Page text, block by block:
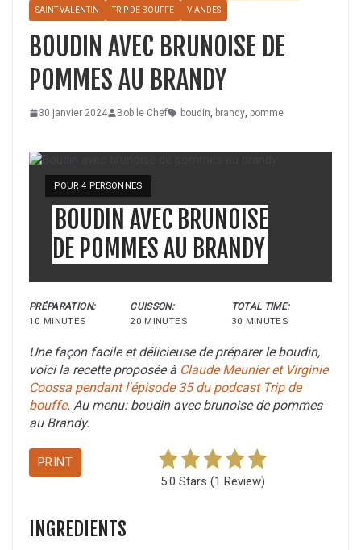
SAINT-VALENTIN TRIP DE BOUFFE VIANDES
BOUDIN AVEC BRUNOISE DE
POMMES AU BRANDY
30 janvier 2024 Bob le Chef boudin, brandy, pomme
POUR 4 PERSONNES
BOUDIN AVEC BRUNOISE
DE POMMES AU BRANDY
PRÉPARATION:
10 MINUTES
CUISSON:
20 MINUTES
TOTAL TIME:
30 MINUTES
Une façon facile et délicieuse de préparer le boudin,
voici la recette proposée à Claude Meunier et Virginie
Coossa pendant l'épisode 35 du podcast Trip de
bouffe. Au menu: boudin avec brunoise de pommes
au Brandy.
PRINT
5.0 Stars (1 Review)
INGREDIENTS